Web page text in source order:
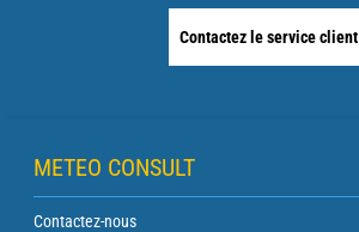
Contactez le service client
METEO CONSULT
Contactez-nous